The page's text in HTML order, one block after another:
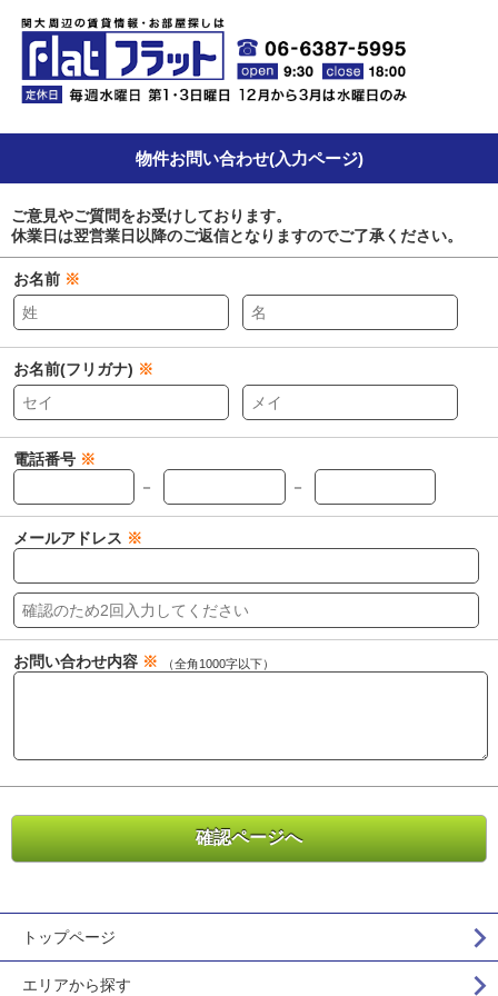
物件お問い合わせ(入力ページ)
ご意見やご質問をお受けしております。
休業日は翌営業日以降のご返信となりますのでご了承ください。
お名前 ※
お名前(フリガナ) ※
電話番号 ※
－
－
メールアドレス ※
お問い合わせ内容 ※ （全角1000字以下）
トップページ
エリアから探す